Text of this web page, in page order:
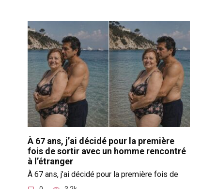
À 67 ans, j’ai décidé pour la première
fois de sortir avec un homme rencontré
à l’étranger
À 67 ans, j’ai décidé pour la première fois de